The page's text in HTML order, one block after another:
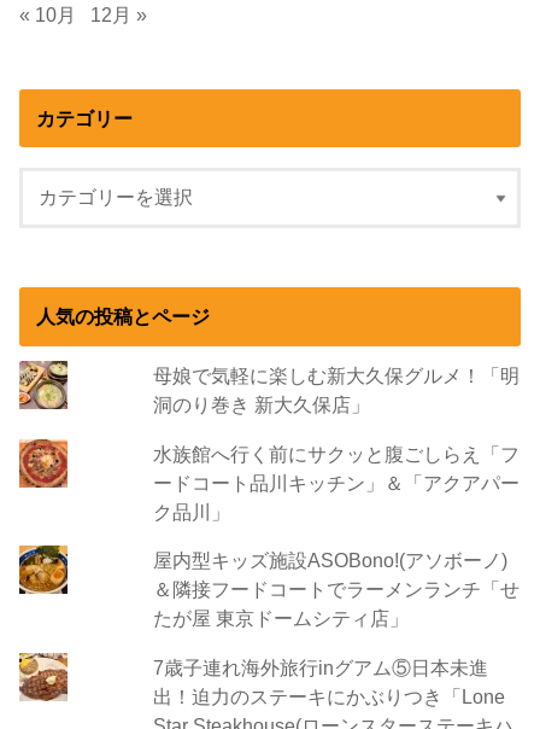
« 10月
12月 »
カテゴリー
人気の投稿とページ
母娘で気軽に楽しむ新大久保グルメ！「明
洞のり巻き 新大久保店」
水族館へ行く前にサクッと腹ごしらえ「フ
ードコート品川キッチン」＆「アクアパー
ク品川」
屋内型キッズ施設ASOBono!(アソボーノ)
＆隣接フードコートでラーメンランチ「せ
たが屋 東京ドームシティ店」
7歳子連れ海外旅行inグアム⑤日本未進
出！迫力のステーキにかぶりつき「Lone